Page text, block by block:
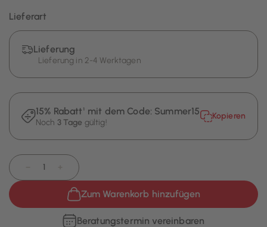
Lieferart
Lieferung
Lieferung in 2-4 Werktagen
15% Rabatt¹ mit dem Code: Summer15
Noch 3 Tage gültig!
Kopieren
Zum Warenkorb hinzufügen
Beratungstermin vereinbaren